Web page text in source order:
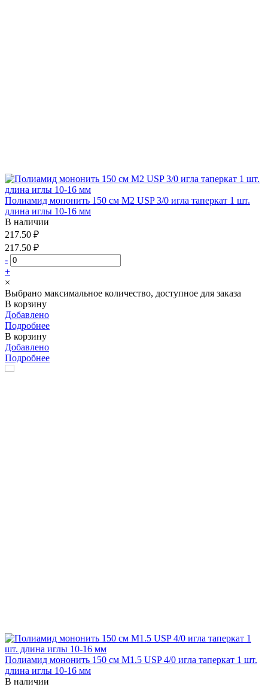
Полиамид мононить 150 см М2 USP 3/0 игла таперкат 1 шт.
длина иглы 10-16 мм
В наличии
217.50 ₽
217.50 ₽
-
+
×
Выбрано максимальное количество, доступное для заказа
В корзину
Добавлено
Подробнее
В корзину
Добавлено
Подробнее
Полиамид мононить 150 см М1.5 USP 4/0 игла таперкат 1 шт.
длина иглы 10-16 мм
В наличии